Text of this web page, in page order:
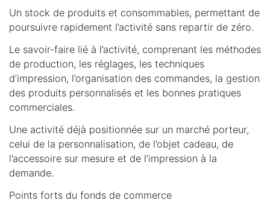
Un stock de produits et consommables, permettant de
poursuivre rapidement l’activité sans repartir de zéro.
Le savoir-faire lié à l’activité, comprenant les méthodes
de production, les réglages, les techniques
d’impression, l’organisation des commandes, la gestion
des produits personnalisés et les bonnes pratiques
commerciales.
Une activité déjà positionnée sur un marché porteur,
celui de la personnalisation, de l’objet cadeau, de
l’accessoire sur mesure et de l’impression à la
demande.
Points forts du fonds de commerce